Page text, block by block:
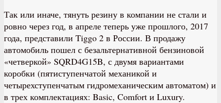
Так или иначе, тянуть резину в компании не стали и
ровно через год, в апреле теперь уже прошлого, 2017
года, представили Tiggo 2 в России. В продажу
автомобиль пошел с безальтернативной бензиновой
«четверкой» SQRD4G15B, с двумя вариантами
коробки (пятиступенчатой механикой и
четырехступенчатым гидромеханическим автоматом) и
в трех комплектациях: Basic, Comfort и Luxury.